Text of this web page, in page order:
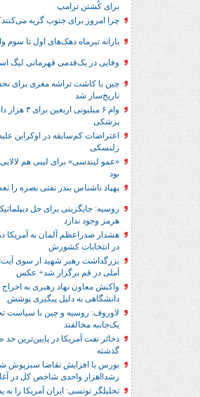
برای کُشتن ترامپ
چرا امروز برای جنوب گریه
یارانه تیرماه دهک‌های اول تا سوم
وفایی در یک‎‌قدمی قهرمانی لیگ اسنوکر ماند
چین با کاشت تراشه مغزی برای
تاریخ‌ساز شد
وام ۶ میلیونی
پزشکی
اعتراضات کم‌سابقه در اوکراین
زلنسکی
«عمو لیندسی» برای لیبی هم
بود
پهپاد ناشناس بندر نفتی بصره را
روسیه: جایگزینی برای حل‌
هرمز وجود ندارد
هشدار صدراعظم آلمان به آمریکا
در انتخابات کشورش
بزرگداشت رهبر شهید از سوی
آملی در قم برگزار شد+ عکس
واکنش معاون نهاد رهبری به اخراج
دانشگاهی به دلیل پیگیری پوشش
لاوروف: روسیه و چین با سیاست
یک‌جانبه مخالفند
گذشته
بورس با افزایش تقاضا سبزپوش
رشد8هزار واحدی شاخص کل در آغاز معاملات
تحلیلگر تونسی: ایران آمریکا را